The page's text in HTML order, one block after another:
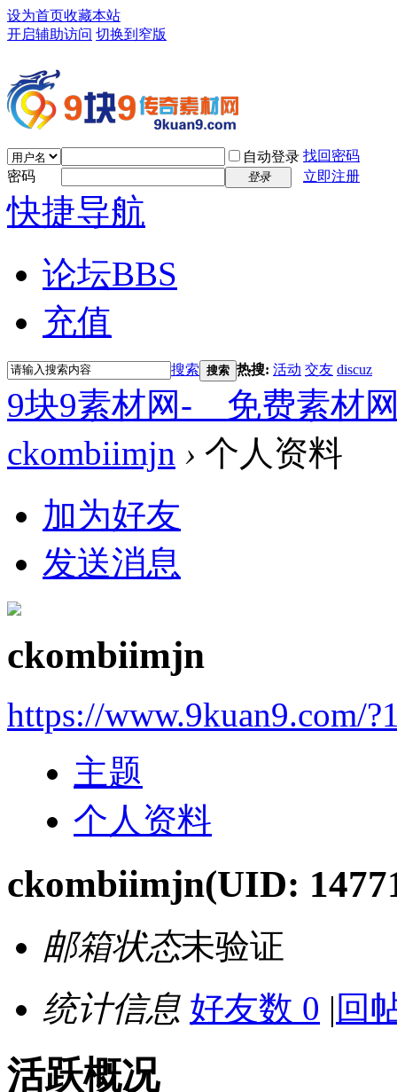
设为首页收藏本站
开启辅助访问 切换到窄版
自动登录 找回密码
密码
登录 立即注册
快捷导航
论坛BBS
充值
搜索 搜索 热搜: 活动 交友 discuz
9块9素材网-＿免费素材
ckombiimjn › 个人资料
加为好友
发送消息
ckombiimjn
https://www.9kuan9.com/
主题
个人资料
ckombiimjn(UID:
邮箱状态未验证
统计信息 好友数 0 | 回
活跃概况